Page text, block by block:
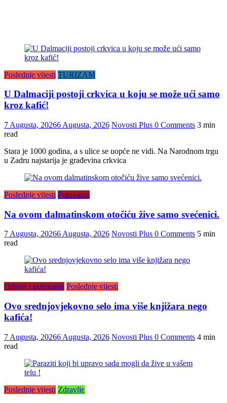
Poslednje vijesti TURIZAM
U Dalmaciji postoji crkvica u koju se može ući samo
kroz kafić!
7 Augusta, 20266 Augusta, 2026 Novosti Plus 0 Comments 3 min
read
Stara je 1000 godina, a s ulice se uopće ne vidi. Na Narodnom trgu
u Zadru najstarija je građevina crkvica
Poslednje vijesti Putovanja
Na ovom dalmatinskom otočiću žive samo svećenici.
7 Augusta, 20266 Augusta, 2026 Novosti Plus 0 Comments 5 min
read
Odmor i putovanje Poslednje vijesti
Ovo srednjovjekovno selo ima više knjižara nego
kafića!
7 Augusta, 20266 Augusta, 2026 Novosti Plus 0 Comments 4 min
read
Poslednje vijesti Zdravlje